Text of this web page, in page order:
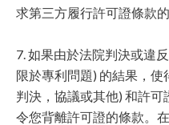
求第三方履行許可證條款的
7. 如果由於法院判決或違
限於專利問題) 的結果，
判決，協議或其他) 和許
令您背離許可證的條款。